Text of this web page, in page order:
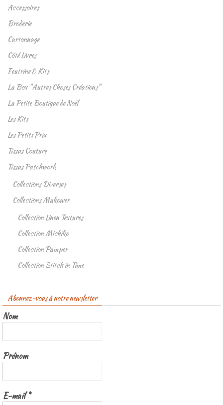
Accessoires
Broderie
Cartonnage
Côté Livres
Feutrine & Kits
La Box "Autres Choses Créations"
La Petite Boutique de Noël
Les Kits
Les Petits Prix
Tissus Couture
Tissus Patchwork
Collections Diverses
Collections Makower
Collection Linen Textures
Collection Michiko
Collection Pamper
Collection Stitch in Time
Abonnez-vous à notre newsletter
Nom
Prénom
E-mail*